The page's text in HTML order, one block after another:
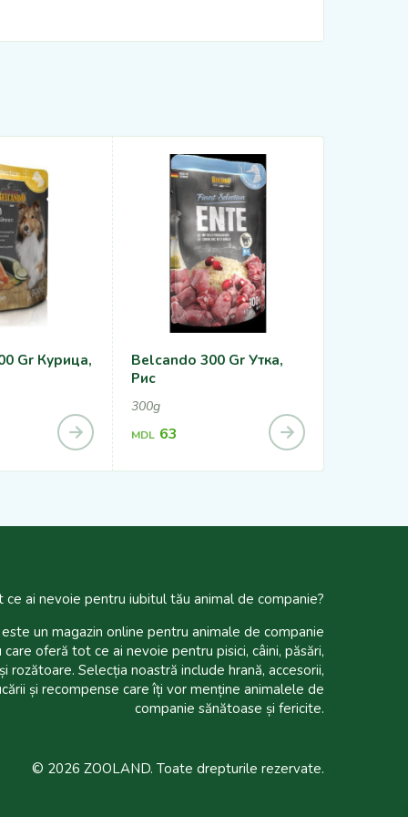
Gr Курица,
Belcando 300 Gr Утка,
Рис
300g
MDL 63
ce ai nevoie pentru iubitul tău animal de companie?
un magazin online pentru animale de companie
care oferă tot ce ai nevoie pentru pisici, câini, păsări,
rozătoare. Selecția noastră include hrană, accesorii,
și recompense care îți vor menține animalele de
companie sănătoase și fericite.
© 2026 ZOOLAND. Toate drepturile rezervate.